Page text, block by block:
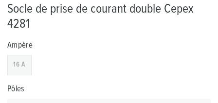
Socle de prise de courant double Cepex
4281
Ampère
16 A
Pôles